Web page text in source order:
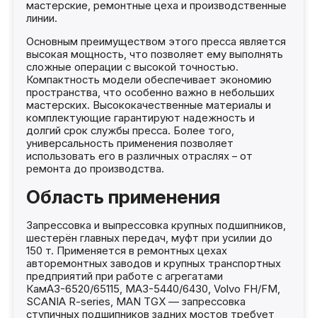
мастерские, ремонтные цеха и производственные
линии.
Основным преимуществом этого пресса является
высокая мощность, что позволяет ему выполнять
сложные операции с высокой точностью.
Компактность модели обеспечивает экономию
пространства, что особенно важно в небольших
мастерских. Высококачественные материалы и
комплектующие гарантируют надежность и
долгий срок службы пресса. Более того,
универсальность применения позволяет
использовать его в различных отраслях – от
ремонта до производства.
Область применения
Запрессовка и выпрессовка крупных подшипников,
шестерён главных передач, муфт при усилии до
150 т. Применяется в ремонтных цехах
авторемонтных заводов и крупных транспортных
предприятий при работе с агрегатами
КамАЗ-6520/65115, МАЗ-5440/6430, Volvo FH/FM,
SCANIA R-series, MAN TGX — запрессовка
ступичных подшипников задних мостов требует